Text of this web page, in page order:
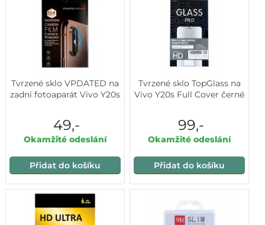
Tvrzené sklo VPDATED na
zadní fotoaparát Vivo Y20s
49,-
Okamžité odeslání
Přidat do košíku
Tvrzené sklo TopGlass na
Vivo Y20s Full Cover černé
99,-
Okamžité odeslání
Přidat do košíku